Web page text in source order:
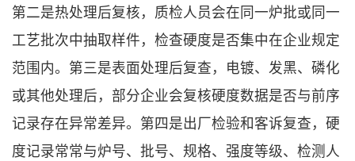
第二是热处理后复核，质检人员会在同一炉批或同一
工艺批次中抽取样件，检查硬度是否集中在企业规定
范围内。第三是表面处理后复查，电镀、发黑、磷化
或其他处理后，部分企业会复核硬度数据是否与前序
记录存在异常差异。第四是出厂检验和客诉复查，硬
度记录常常与炉号、批号、规格、强度等级、检测人